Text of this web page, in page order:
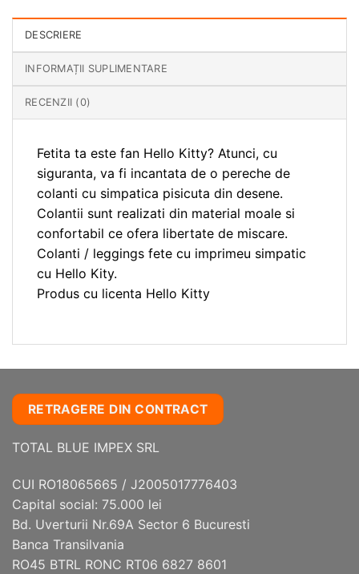
DESCRIERE
INFORMAȚII SUPLIMENTARE
RECENZII (0)
Fetita ta este fan Hello Kitty? Atunci, cu
siguranta, va fi incantata de o pereche de
colanti cu simpatica pisicuta din desene.
Colantii sunt realizati din material moale si
confortabil ce ofera libertate de miscare.
Colanti / leggings fete cu imprimeu simpatic
cu Hello Kity.
Produs cu licenta Hello Kitty
RETRAGERE DIN CONTRACT
TOTAL BLUE IMPEX SRL
CUI RO18065665 / J2005017776403
Capital social: 75.000 lei
Bd. Uverturii Nr.69A Sector 6 Bucuresti
Banca Transilvania
RO45 BTRL RONC RT06 6827 8601